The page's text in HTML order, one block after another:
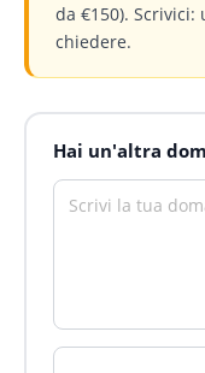
da €150).
chiedere.
Hai un'altra